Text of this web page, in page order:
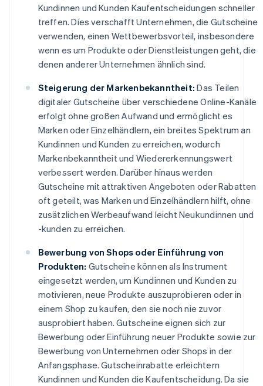
Kundinnen und Kunden Kaufentscheidungen schneller
treffen. Dies verschafft Unternehmen, die Gutscheine
verwenden, einen Wettbewerbsvorteil, insbesondere
wenn es um Produkte oder Dienstleistungen geht, die
denen anderer Unternehmen ähnlich sind.
Steigerung der Markenbekanntheit: Das Teilen
digitaler Gutscheine über verschiedene Online-Kanäle
erfolgt ohne großen Aufwand und ermöglicht es
Marken oder Einzelhändlern, ein breites Spektrum an
Kundinnen und Kunden zu erreichen, wodurch
Markenbekanntheit und Wiedererkennungswert
verbessert werden. Darüber hinaus werden
Gutscheine mit attraktiven Angeboten oder Rabatten
oft geteilt, was Marken und Einzelhändlern hilft, ohne
zusätzlichen Werbeaufwand leicht Neukundinnen und
-kunden zu erreichen.
Bewerbung von Shops oder Einführung von
Produkten: Gutscheine können als Instrument
eingesetzt werden, um Kundinnen und Kunden zu
motivieren, neue Produkte auszuprobieren oder in
einem Shop zu kaufen, den sie noch nie zuvor
ausprobiert haben. Gutscheine eignen sich zur
Bewerbung oder Einführung neuer Produkte sowie zur
Bewerbung von Unternehmen oder Shops in der
Anfangsphase. Gutscheinrabatte erleichtern
Kundinnen und Kunden die Kaufentscheidung. Da sie